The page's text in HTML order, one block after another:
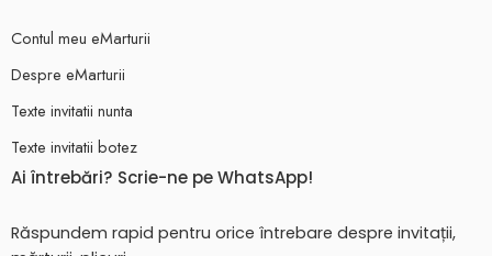
Contul meu eMarturii
Despre eMarturii
Texte invitatii nunta
Texte invitatii botez
Ai întrebări? Scrie-ne pe WhatsApp!
Răspundem rapid pentru orice întrebare despre invitații,